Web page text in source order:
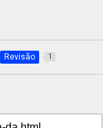
Revisão 1